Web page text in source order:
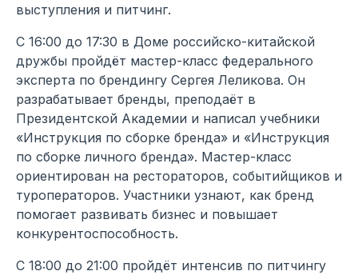
выступления и питчинг.
С 16:00 до 17:30 в Доме российско-китайской
дружбы пройдёт мастер-класс федерального
эксперта по брендингу Сергея Леликова. Он
разрабатывает бренды, преподаёт в
Президентской Академии и написал учебники
«Инструкция по сборке бренда» и «Инструкция
по сборке личного бренда». Мастер-класс
ориентирован на рестораторов, событийщиков и
туроператоров. Участники узнают, как бренд
помогает развивать бизнес и повышает
конкурентоспособность.
С 18:00 до 21:00 пройдёт интенсив по питчингу